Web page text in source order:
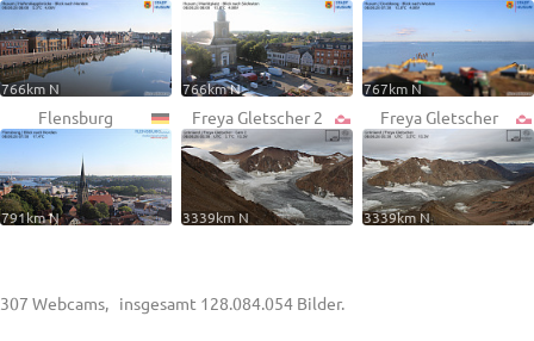
766km N 766km N 767km N
Flensburg
791km N
Freya Gletscher 2
3339km N
Freya Gletscher
3339km N
307 Webcams, insgesamt 128.084.054 Bilder.